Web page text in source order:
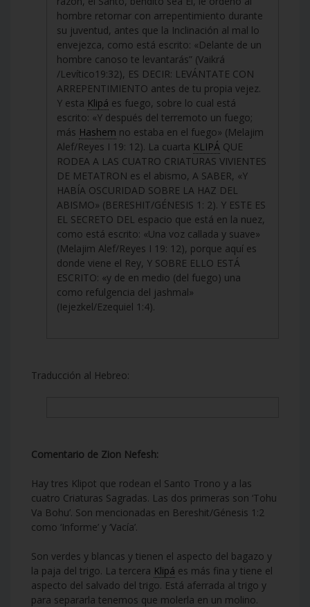
hombre retornar con arrepentimiento durante
su juventud, antes que la Inclinación al mal lo
envejezca, como está escrito: «Delante de un
hombre canoso te levantarás” (Vaikrá
/Levítico19:32), ES DECIR: LEVÁNTATE CON
ARREPENTIMIENTO antes de tu propia vejez.
Y esta Klipá es fuego, sobre lo cual está
escrito: «Y después del terremoto un fuego;
más Hashem no estaba en el fuego» (Melajim
Alef/Reyes I 19: 12). La cuarta KLIPÁ QUE
RODEA A LAS CUATRO CRIATURAS VIVIENTES
DE METATRON es el abismo, A SABER, «Y
HABÍA OSCURIDAD SOBRE LA HAZ DEL
ABISMO» (BERESHIT/GÉNESIS 1: 2). Y ESTE ES
EL SECRETO DEL espacio que está en la nuez,
como está escrito: «Una voz callada y suave»
(Melajim Alef/Reyes I 19: 12), porque aquí es
donde viene el Rey, Y SOBRE ELLO ESTÁ
ESCRITO: «y de en medio (del fuego) una
como refulgencia del jashmal»
(Iejezkel/Ezequiel 1:4).
Traducción al Hebreo:
Comentario de Zion Nefesh:
Hay tres Klipot que rodean el Santo Trono y a las
cuatro Criaturas Sagradas. Las dos primeras son ‘Tohu
Va Bohu’. Son mencionadas en Bereshit/Génesis 1:2
como ‘Informe’ y ‘Vacía’.
Son verdes y blancas y tienen el aspecto del bagazo y
la paja del trigo. La tercera Klipá es más fina y tiene el
aspecto del salvado del trigo. Está aferrada al trigo y
para separarla tenemos que molerla en un molino.